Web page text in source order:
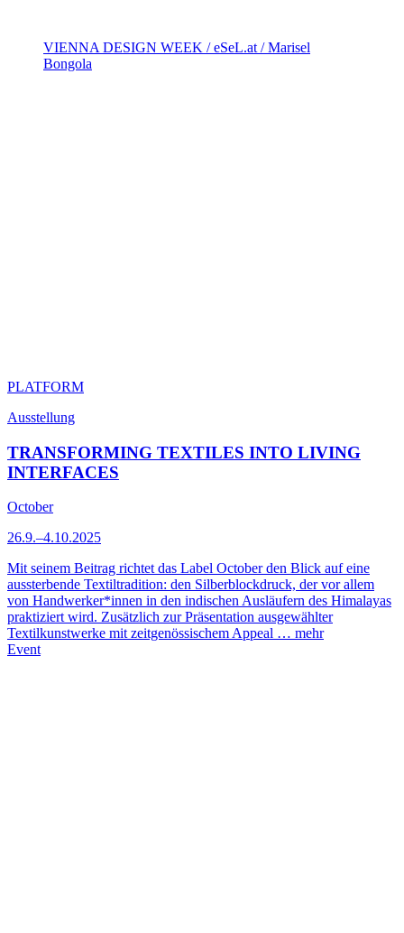
VIENNA DESIGN WEEK / eSeL.at / Marisel
Bongola
PLATFORM
Ausstellung
TRANSFORMING TEXTILES INTO LIVING
INTERFACES
October
26.9.–4.10.2025
Mit seinem Beitrag richtet das Label October den Blick auf eine
aussterbende Textiltradition: den Silberblockdruck, der vor allem
von Handwerker*innen in den indischen Ausläufern des Himalayas
praktiziert wird. Zusätzlich zur Präsentation ausgewählter
Textilkunstwerke mit zeitgenössischem Ap­peal … mehr
Event